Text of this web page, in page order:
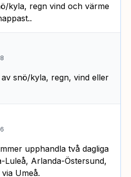
kyla, regn vind och värme
snö/kyla, regn, vind eller
upphandla två dagliga
Arlanda-Östersund,
Umeå.